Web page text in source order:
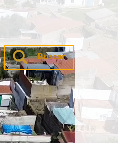
Buscar